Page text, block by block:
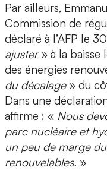
Par ailleurs,
Commission de
déclaré à l’AFP le
ajuster» à la
des énergies
du décalage» du
Dans une
affirme : « Nous
parc nucléaire et
un peu de marge
renouvelables. »